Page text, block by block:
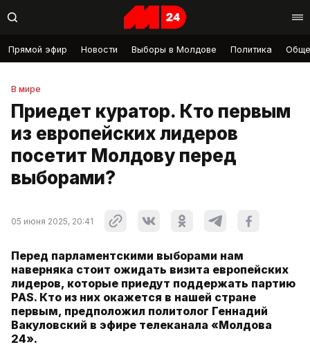
Прямой эфир Новости Выборы в Молдове Политика
В мире
Приедет куратор. Кто первым
из европейских лидеров
посетит Молдову перед
выборами?
05 июня 2025, 20:41
Перед парламентскими выборами нам
наверняка стоит ожидать визита европейских
лидеров, которые приедут поддержать партию
PAS. Кто из них окажется в нашей стране
первым, предположил политолог Геннадий
Вакуловский в эфире телеканала «Молдова
24».